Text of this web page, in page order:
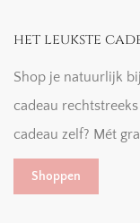
het leukste
Shop je natuurlijk
cadeau
cadeau zelf? Mét
Shoppen